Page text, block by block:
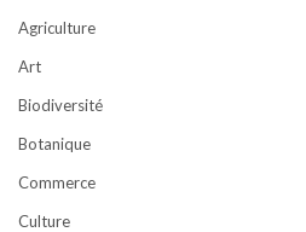
Agriculture
Art
Biodiversité
Botanique
Commerce
Culture